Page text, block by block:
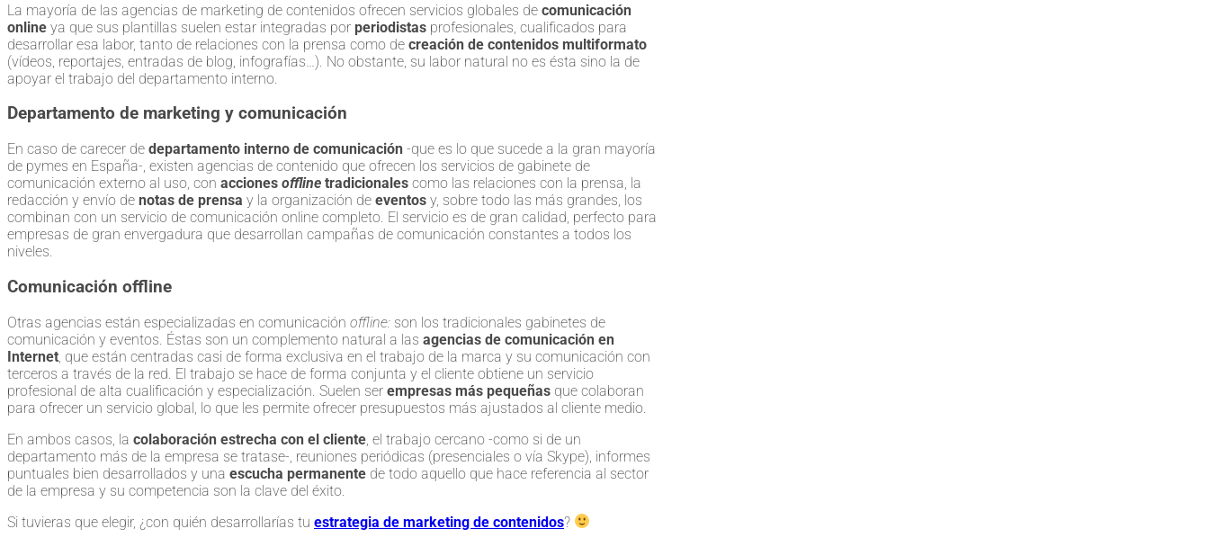
La mayoría de las agencias de marketing de contenidos ofrecen servicios globales de comunicación
online ya que sus plantillas suelen estar integradas por periodistas profesionales, cualificados para
desarrollar esa labor, tanto de relaciones con la prensa como de creación de contenidos multiformato
(vídeos, reportajes, entradas de blog, infografías…). No obstante, su labor natural no es ésta sino la de
apoyar el trabajo del departamento interno.
Departamento de marketing y comunicación
En caso de carecer de departamento interno de comunicación -que es lo que sucede a la gran mayoría
de pymes en España-, existen agencias de contenido que ofrecen los servicios de gabinete de
comunicación externo al uso, con acciones offline tradicionales como las relaciones con la prensa, la
redacción y envío de notas de prensa y la organización de eventos y, sobre todo las más grandes, los
combinan con un servicio de comunicación online completo. El servicio es de gran calidad, perfecto para
empresas de gran envergadura que desarrollan campañas de comunicación constantes a todos los
niveles.
Comunicación offline
Otras agencias están especializadas en comunicación offline: son los tradicionales gabinetes de
comunicación y eventos. Éstas son un complemento natural a las agencias de comunicación en
Internet , que están centradas casi de forma exclusiva en el trabajo de la marca y su comunicación con
terceros a través de la red. El trabajo se hace de forma conjunta y el cliente obtiene un servicio
profesional de alta cualificación y especialización. Suelen ser empresas más pequeñas que colaboran
para ofrecer un servicio global, lo que les permite ofrecer presupuestos más ajustados al cliente medio.
En ambos casos, la colaboración estrecha con el cliente , el trabajo cercano -como si de un
departamento más de la empresa se tratase-, reuniones periódicas (presenciales o vía Skype), informes
puntuales bien desarrollados y una escucha permanente de todo aquello que hace referencia al sector
de la empresa y su competencia son la clave del éxito.
Si tuvieras que elegir, ¿con quién desarrollarías tu estrategia de marketing de contenidos?